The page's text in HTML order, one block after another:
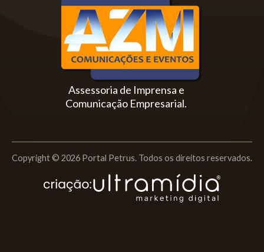
Assessoria de Imprensa e
Comunicação Empresarial.
Copyright © 2026 Portal Petrus. Todos os direitos reservados.